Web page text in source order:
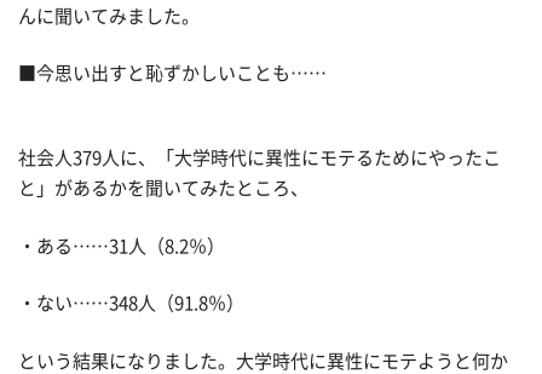
んに聞いてみました。
■今思い出すと恥ずかしいことも……
社会人379人に、「大学時代に異性にモテるためにやったこ
と」があるかを聞いてみたところ、
・ある……31人（8.2％）
・ない……348人（91.8％）
という結果になりました。大学時代に異性にモテようと何か